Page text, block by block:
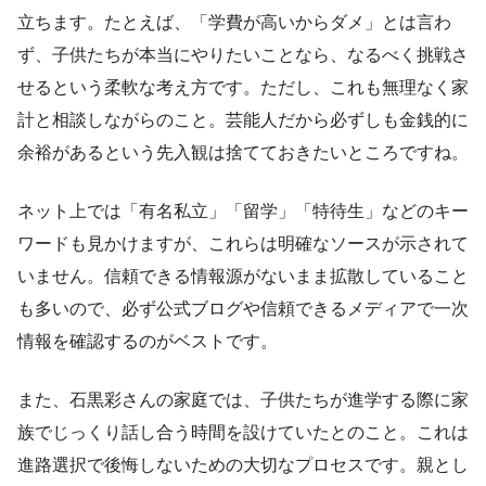
立ちます。たとえば、「学費が高いからダメ」とは言わ
ず、子供たちが本当にやりたいことなら、なるべく挑戦さ
せるという柔軟な考え方です。ただし、これも無理なく家
計と相談しながらのこと。芸能人だから必ずしも金銭的に
余裕があるという先入観は捨てておきたいところですね。
ネット上では「有名私立」「留学」「特待生」などのキー
ワードも見かけますが、これらは明確なソースが示されて
いません。信頼できる情報源がないまま拡散していること
も多いので、必ず公式ブログや信頼できるメディアで一次
情報を確認するのがベストです。
また、石黒彩さんの家庭では、子供たちが進学する際に家
族でじっくり話し合う時間を設けていたとのこと。これは
進路選択で後悔しないための大切なプロセスです。親とし